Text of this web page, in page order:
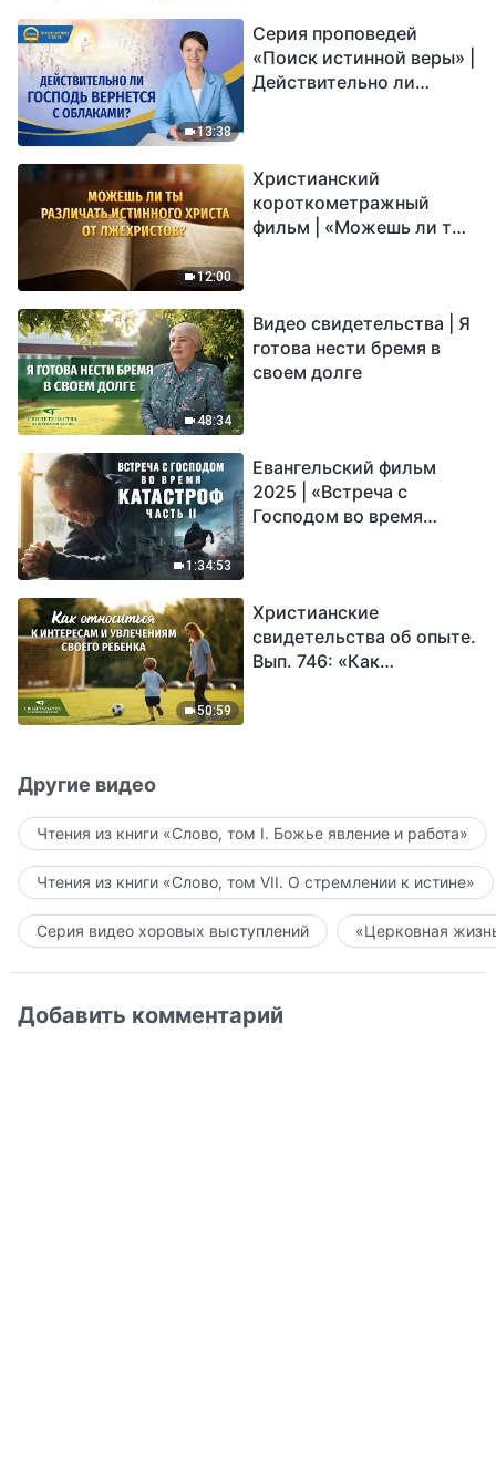
13:38
Серия проповедей
«Поиск истинной веры» |
Действительно ли
12:00
Христианский
короткометражный
фильм | «Можешь ли ты
48:34
Видео свидетельства | Я
готова нести бремя в
своем долге
1:34:53
Евангельский фильм
2025 | «Встреча с
Господом во время
обрести Божье
спасение?
50:59
Христианские
свидетельства об опыте.
Вып. 746: «Как
Другие видео
Чтения из книги «Слово, том I. Божье явление и работа»
Чтения из книги «Слово, том VII. О стремлении к истине»
Серия видео хоровых выступлений «Церковная
Добавить комментарий